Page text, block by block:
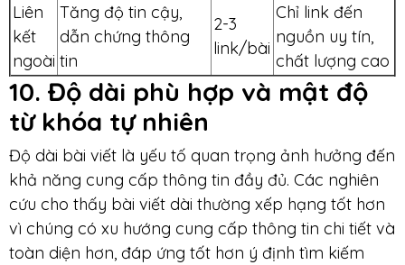
Liên
kết
ngoài
Tăng độ tin cậy,
dẫn chứng thông
tin
2-3
link/bài
Chỉ link đến
nguồn uy tín,
chất lượng cao
10. Độ dài phù hợp và mật độ
từ khóa tự nhiên
Độ dài bài viết là yếu tố quan trọng ảnh hưởng đến
khả năng cung cấp thông tin đầy đủ. Các nghiên
cứu cho thấy bài viết dài thường xếp hạng tốt hơn
vì chúng có xu hướng cung cấp thông tin chi tiết và
toàn diện hơn, đáp ứng tốt hơn ý định tìm kiếm